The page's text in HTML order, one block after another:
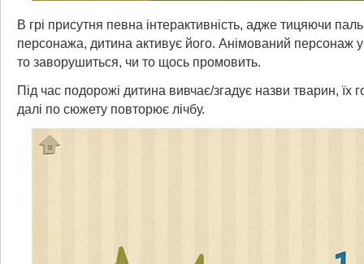
В грі присутня певна інтерактивність, адже тицяючи
персонажа, дитина активує його. Анімований персонаж у
то заворушиться, чи то щось промовить.
Під час подорожі дитина вивчає/згадує назви тварин, їх
далі по сюжету повторює лічбу.